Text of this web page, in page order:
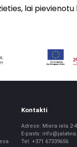
lai
Kontakti
Adrese: Miera iela 2-
E-pasts:
Tel: +371 67339656